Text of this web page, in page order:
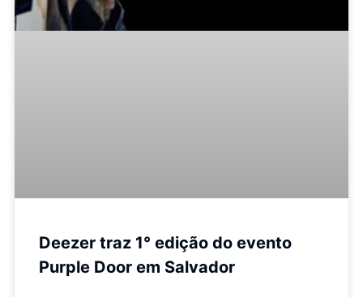
Deezer traz 1° edição do evento
Purple Door em Salvador